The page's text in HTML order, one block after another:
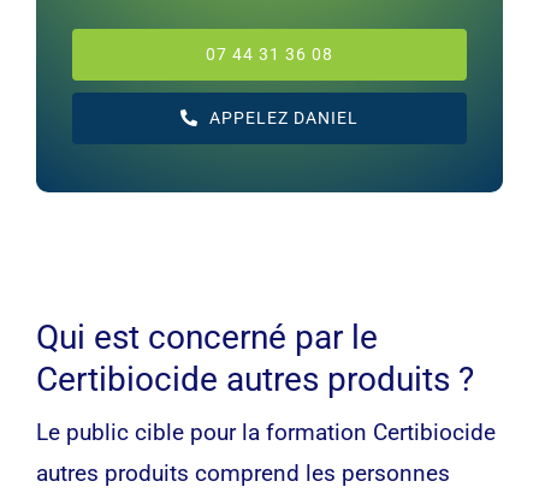
07 44 31 36 08
APPELEZ DANIEL
Qui est concerné par le
Certibiocide autres produits ?
Le public cible pour la formation Certibiocide
autres produits comprend les personnes